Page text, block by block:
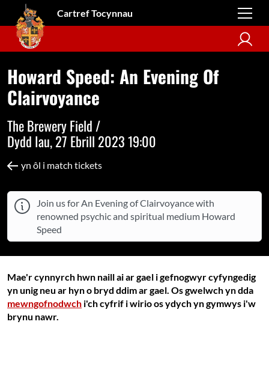
Cartref Tocynnau
Howard Speed: An Evening Of
Clairvoyance
The Brewery Field /
Dydd Iau, 27 Ebrill 2023 19:00
yn ôl i match tickets
Join us for An Evening of Clairvoyance with
renowned psychic and spiritual medium Howard
Speed
Mae'r cynnyrch hwn naill ai ar gael i gefnogwyr cyfyngedig
yn unig neu ar hyn o bryd ddim ar gael. Os gwelwch yn dda
mewngofnodwch i'ch cyfrif i wirio os ydych yn gymwys i'w
brynu nawr.